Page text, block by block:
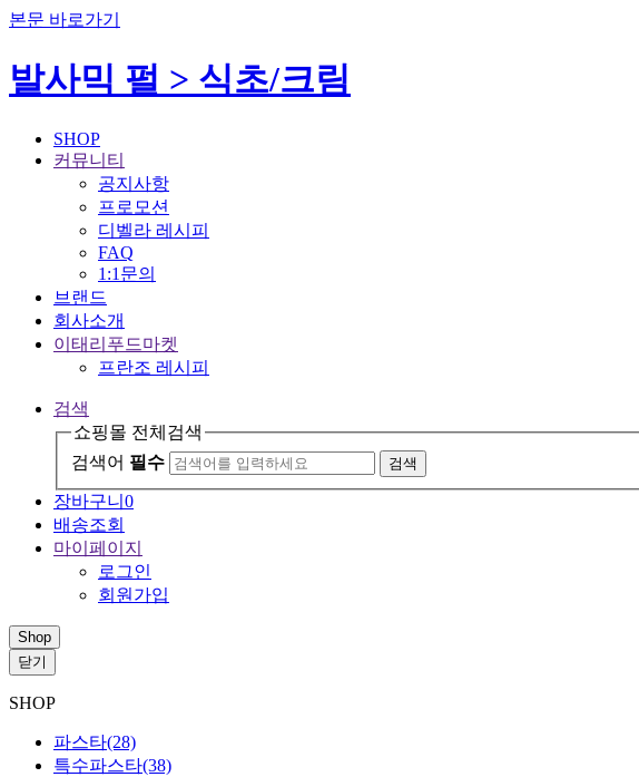
본문 바로가기
발사믹 펄 > 식초/크림
SHOP
커뮤니티
공지사항
프로모션
디벨라 레시피
FAQ
1:1문의
브랜드
회사소개
이태리푸드마켓
프란조 레시피
검색
쇼핑몰 전체검색
검색어 필수 검색
장바구니 0
배송조회
마이페이지
로그인
회원가입
Shop
닫기
SHOP
파스타(28)
특수파스타(38)